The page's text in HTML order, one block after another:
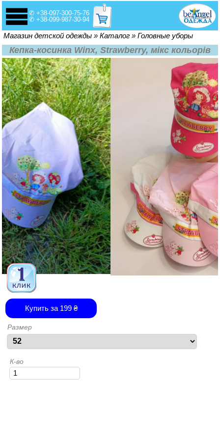
✆ +38-097-300-75-76
✆ +38-099-987-30-94
Вы здесь
Магазин детской одежды » Каталог » Головные уборы
Кепка-косинка Winx, Strawberry, мікс кольорів
Купить за 199₴
Размер
К-во